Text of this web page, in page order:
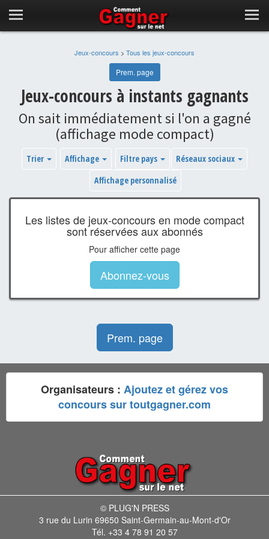
Jeux-concours > Tous les jeux-concours
Prem. page
Jeux-concours à instants gagnants
On sait immédiatement si l'on a gagné
(affichage mode compact)
Trier Affichage Filtre pays
Réseaux sociaux
Affichage personnalisé
Les listes de jeux-concours en mode compact
sont réservées aux abonnés
Pour afficher cette page
Abonnez-vous
Prem. page
Organisateurs : Ajoutez et gérez vos
concours sur toutgagner.com
© PLUG'N PRESS
3 rue du Lurin 69650 Saint-Germain-au-Mont-d'Or
Tél. +33 4 78 91 20 57